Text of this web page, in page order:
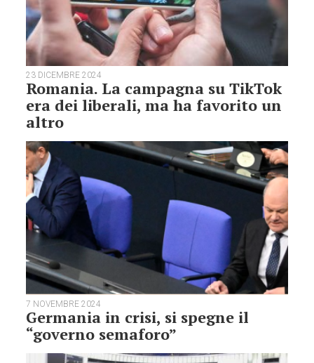
23 DICEMBRE 2024
Romania. La campagna su TikTok
era dei liberali, ma ha favorito un
altro
7 NOVEMBRE 2024
Germania in crisi, si spegne il
“governo semaforo”